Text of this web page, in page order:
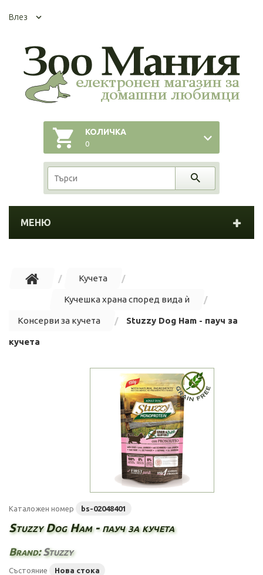
Влез
КОЛИЧКА
0
МЕНЮ
Кучета
Кучешка храна според вида ѝ
Консерви за кучета Stuzzy Dog Ham - пауч за
кучета
Каталожен номер bs-02048401
Stuzzy Dog Ham - пауч за кучета
Brand:Stuzzy
Състояние Нова стока